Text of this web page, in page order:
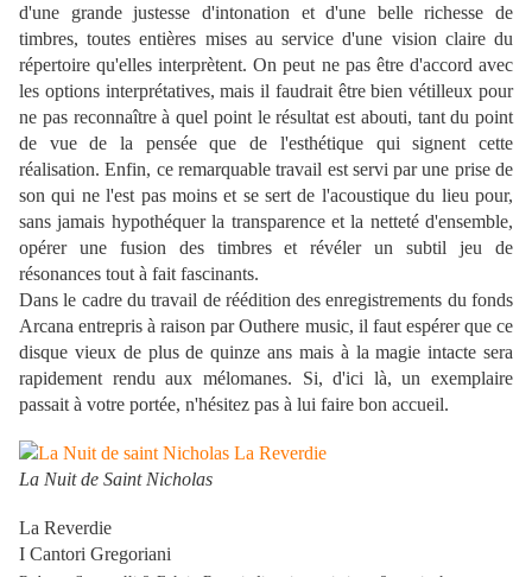
d'une grande justesse d'intonation et d'une belle richesse de
timbres, toutes entières mises au service d'une vision claire du
répertoire qu'elles interprètent. On peut ne pas être d'accord avec
les options interprétatives, mais il faudrait être bien vétilleux pour
ne pas reconnaître à quel point le résultat est abouti, tant du point
de vue de la pensée que de l'esthétique qui signent cette
réalisation. Enfin, ce remarquable travail est servi par une prise de
son qui ne l'est pas moins et se sert de l'acoustique du lieu pour,
sans jamais hypothéquer la transparence et la netteté d'ensemble,
opérer une fusion des timbres et révéler un subtil jeu de
résonances tout à fait fascinants.
Dans le cadre du travail de réédition des enregistrements du fonds
Arcana entrepris à raison par Outhere music, il faut espérer que ce
disque vieux de plus de quinze ans mais à la magie intacte sera
rapidement rendu aux mélomanes. Si, d'ici là, un exemplaire
passait à votre portée, n'hésitez pas à lui faire bon accueil.
La Nuit de Saint Nicholas
La Reverdie
I Cantori Gregoriani